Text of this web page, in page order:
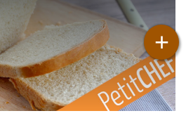
+